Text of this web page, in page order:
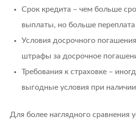
Срок кредита – чем больше
выплаты, но больше
Условия досрочного
штрафы за досрочное
Требования к страховке –
выгодные условия при
Для более наглядного сравнения